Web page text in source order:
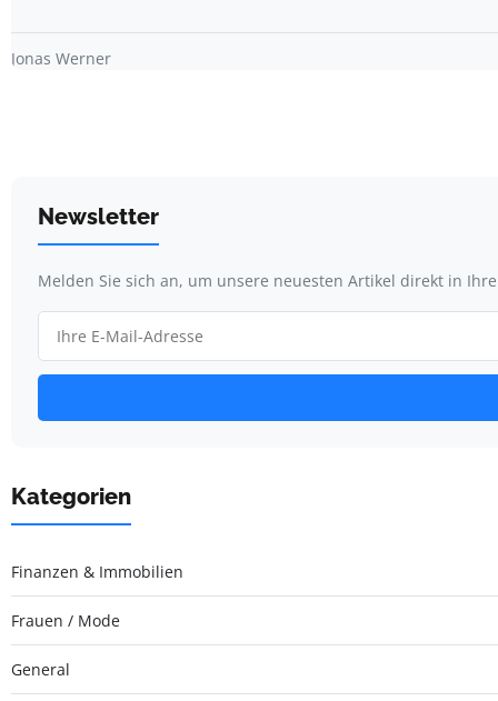
Jonas Werner
Newsletter
Melden Sie sich an, um unsere neuesten Artikel direkt in
Kategorien
Finanzen & Immobilien
Frauen / Mode
General